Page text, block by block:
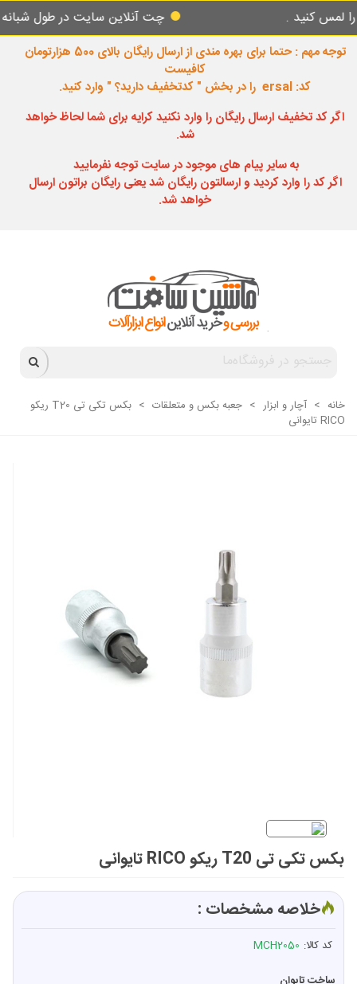
. چت آنلاین سایت در طول شبانه روز
توجه مهم : حتما برای بهره مندی از ارسال رایگان بالای 500 هزارتومان
کافیست
کد: ersal را در بخش " کدتخفیف دارید؟ " وارد کنید.
اگر کد تخفیف ارسال رایگان را وارد نکنید کرایه برای شما لحاظ خواهد
شد.
به سایر پیام های موجود در سایت توجه نفرمایید
اگر کد را وارد کردید و ارسالتون رایگان شد یعنی رایگان براتون ارسال
خواهد شد.
خانه > آچار و ابزار > جعبه بکس و متعلقات >
بکس تکی تی T20 ریکو
RICO تایوانی
بکس تکی تی T20 ریکو RICO تایوانی
خلاصه مشخصات :
کد کالا: MCH2050